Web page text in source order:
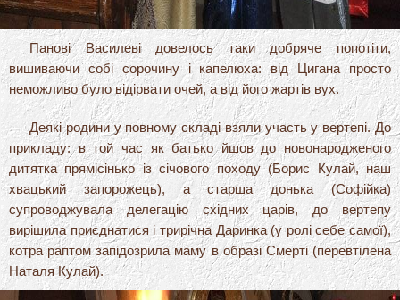
Панові Василеві довелось таки добряче попотіти,
вишиваючи собі сорочину і капелюха: від Цигана просто
неможливо було відірвати очей, а від його жартів вух.
Деякі родини у повному складі взяли участь у вертепі. До
прикладу: в той час як батько йшов до новонародженого
дитятка прямісінько із січового походу (Борис Кулай, наш
хвацький запорожець), а старша донька (Софійка)
супроводжувала делегацію східних царів, до вертепу
вирішила приєднатися і трирічна Даринка (у ролі себе самої),
котра раптом запідозрила маму в образі Смерті (перевтілена
Наталя Кулай).